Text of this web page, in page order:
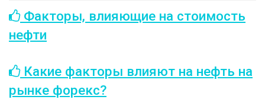
Факторы, влияющие на стоимость
нефти
Какие факторы влияют на нефть на
рынке форекс?